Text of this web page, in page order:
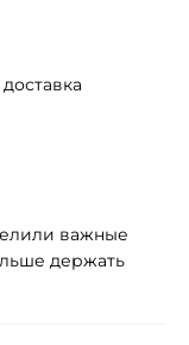
важные
держать